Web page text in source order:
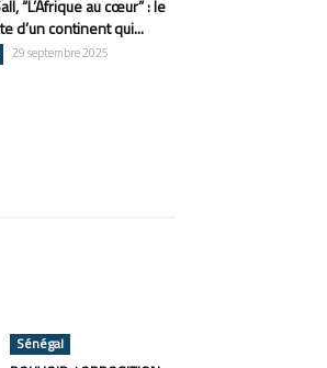
“L’Afrique au cœur” : le
d’un continent qui...
29 septembre 2025
Sénégal